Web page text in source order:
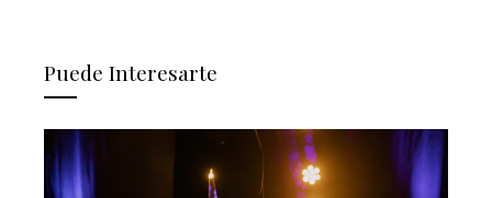
Puede Interesarte